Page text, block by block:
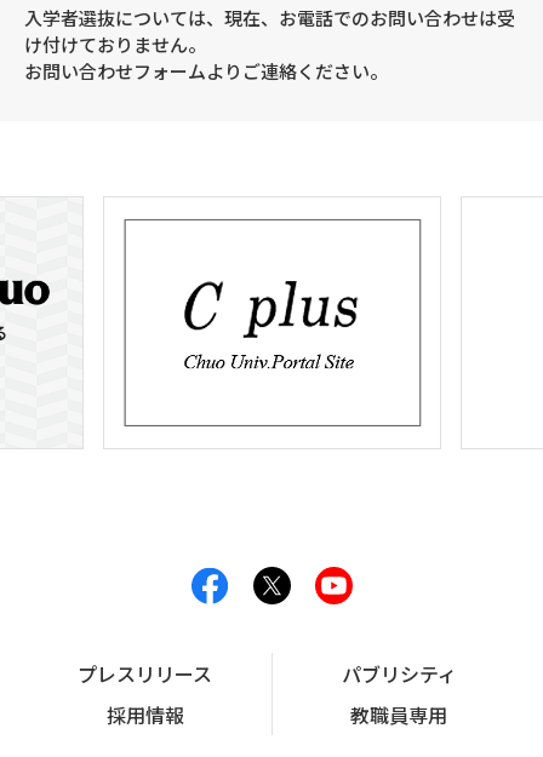
入学者選抜については、現在、お電話でのお問い合わせは受
け付けておりません。
お問い合わせフォームよりご連絡ください。
プレスリリース
パブリシティ
採用情報
教職員専用